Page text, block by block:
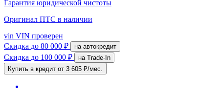
Гарантия юридической чистоты
Оригинал ПТС в наличии
vin VIN проверен
Скидка до 80 000 ₽ на автокредит
Скидка до 100 000 ₽
на Trade-In
Купить в кредит от 3 605 ₽/мес.